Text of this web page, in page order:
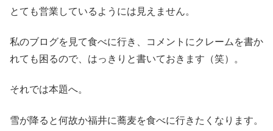
とても営業しているようには見えません。
私のブログを見て食べに行き、コメントにクレームを書か
れても困るので、はっきりと書いておきます（笑）。
それでは本題へ。
雪が降ると何故か福井に蕎麦を食べに行きたくなります。